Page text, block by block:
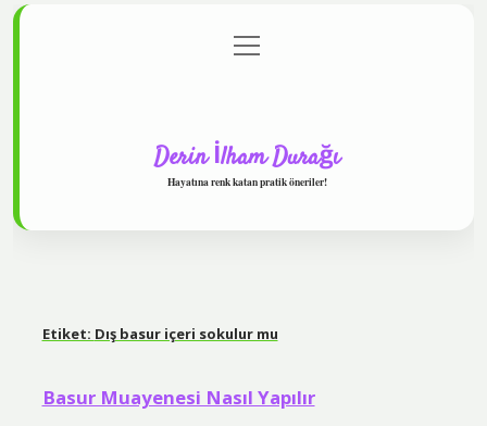
Gizlilik Politikası
menüyü
aç
Derin İlham Durağı
Hayatına renk katan pratik öneriler!
Etiket: Dış basur içeri sokulur mu
Basur Muayenesi Nasıl Yapılır